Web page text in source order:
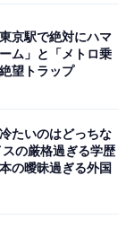
東京駅で絶対にハマ
ム」と「メトロ乗
望トラップ
冷たいのはどっちな
の厳格過ぎる学歴
の曖昧過ぎる外国